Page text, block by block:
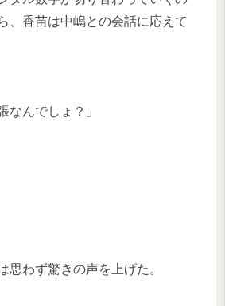
、香苗は中嶋との会話に応えて
なんでしょ？」
思わず驚きの声を上げた。